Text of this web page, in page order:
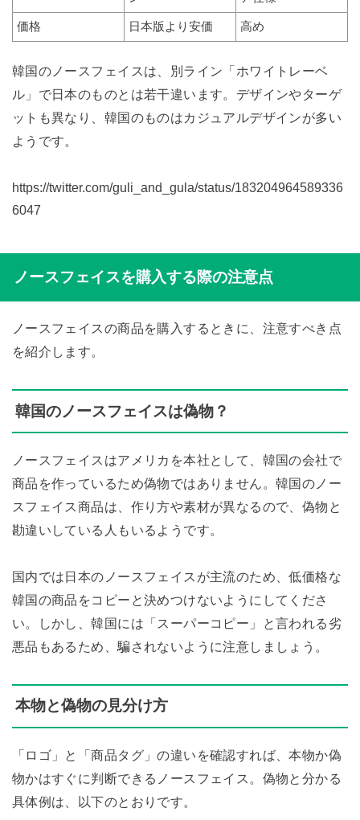
価格 日本版より安価 高め
韓国のノースフェイスは、別ライン「ホワイトレーベ
ル」で日本のものとは若干違います。デザインやターゲ
ットも異なり、韓国のものはカジュアルデザインが多い
ようです。
https://twitter.com/guli_and_gula/status/183204964589336
6047
ノースフェイスを購入する際の注意点
ノースフェイスの商品を購入するときに、注意すべき点
を紹介します。
韓国のノースフェイスは偽物？
ノースフェイスはアメリカを本社として、韓国の会社で
商品を作っているため偽物ではありません。韓国のノー
スフェイス商品は、作り方や素材が異なるので、偽物と
勘違いしている人もいるようです。
国内では日本のノースフェイスが主流のため、低価格な
韓国の商品をコピーと決めつけないようにしてくださ
い。しかし、韓国には「スーパーコピー」と言われる劣
悪品もあるため、騙されないように注意しましょう。
本物と偽物の見分け方
「ロゴ」と「商品タグ」の違いを確認すれば、本物か偽
物かはすぐに判断できるノースフェイス。偽物と分かる
具体例は、以下のとおりです。